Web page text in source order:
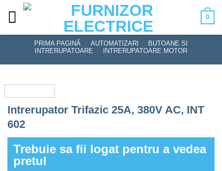
0
PRIMA PAGINĂ AUTOMATIZARI
BUTOANE SI
INTRERUPATOARE
INTRERUPATOARE MOTOR
Intrerupator Trifazic 25A, 380V AC, INT
602
Trebuie sa fii logat pentru a vedea
pretul